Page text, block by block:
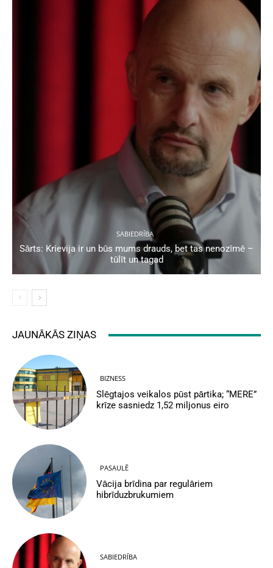
SABIEDRĪBA
Sārts: Krievija ir un būs mums drauds, bet tas nenozīmē –
tūlīt un tagad
JAUNĀKĀS ZIŅAS
BIZNESS
Slēgtajos veikalos pūst pārtika; “MERE”
krīze sasniedz 1,52 miljonus eiro
PASAULĒ
Vācija brīdina par regulāriem
hibrīduzbrukumiem
SABIEDRĪBA